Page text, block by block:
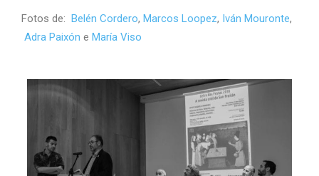
Fotos de: Belén Cordero, Marcos Loopez, Iván Mouronte,
Adra Paixón e María Viso